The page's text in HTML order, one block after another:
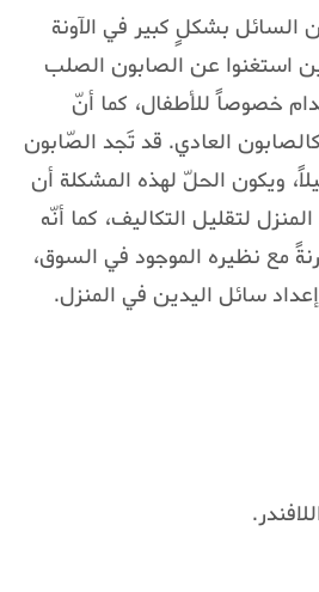
السائل بشكلٍ كبير في الآونة
استغنوا عن الصابون الصلب
خصوصاً للأطفال، كما أنّ
كالصابون العادي. قد تَجد الصّابون
ويكون الحلّ لهذه المشكلة أن
لتقليل التكاليف، كما أنّه
مع نظيره الموجود في السوق،
سائل اليدين في المنزل.